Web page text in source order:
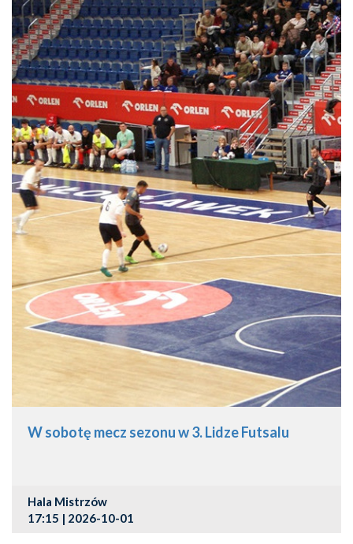
W sobotę mecz sezonu w 3. Lidze Futsalu
Hala Mistrzów
17:15 | 2026-10-01